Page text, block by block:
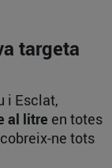
targeta
i Esclat,
al litre en totes
ne tots